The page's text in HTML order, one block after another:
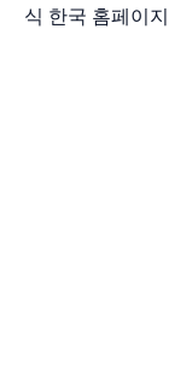
식 한국 홈페이지